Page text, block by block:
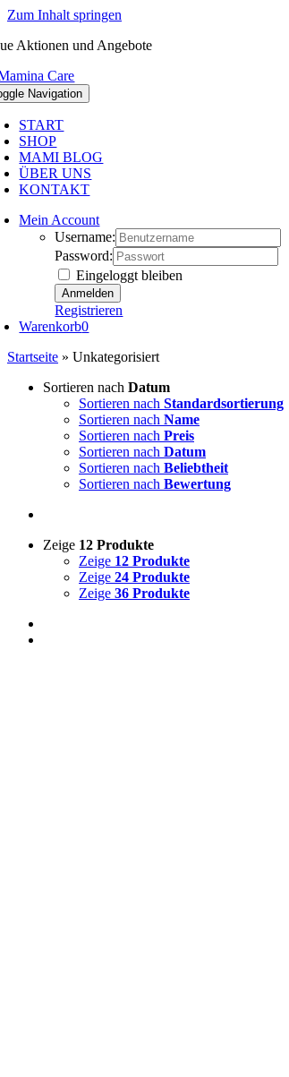
Zum Inhalt springen
Aktionen und Angebote
Navigation
START
SHOP
MAMI BLOG
ÜBER UNS
KONTAKT
Mein Account
Username:
Password:
Eingeloggt bleiben
Registrieren
Warenkorb0
Startseite » Unkategorisiert
Sortieren nach Datum
Sortieren nach Standardsortierung
Sortieren nach Name
Sortieren nach Preis
Sortieren nach Datum
Sortieren nach Beliebtheit
Sortieren nach Bewertung
Zeige 12 Produkte
Zeige 12 Produkte
Zeige 24 Produkte
Zeige 36 Produkte